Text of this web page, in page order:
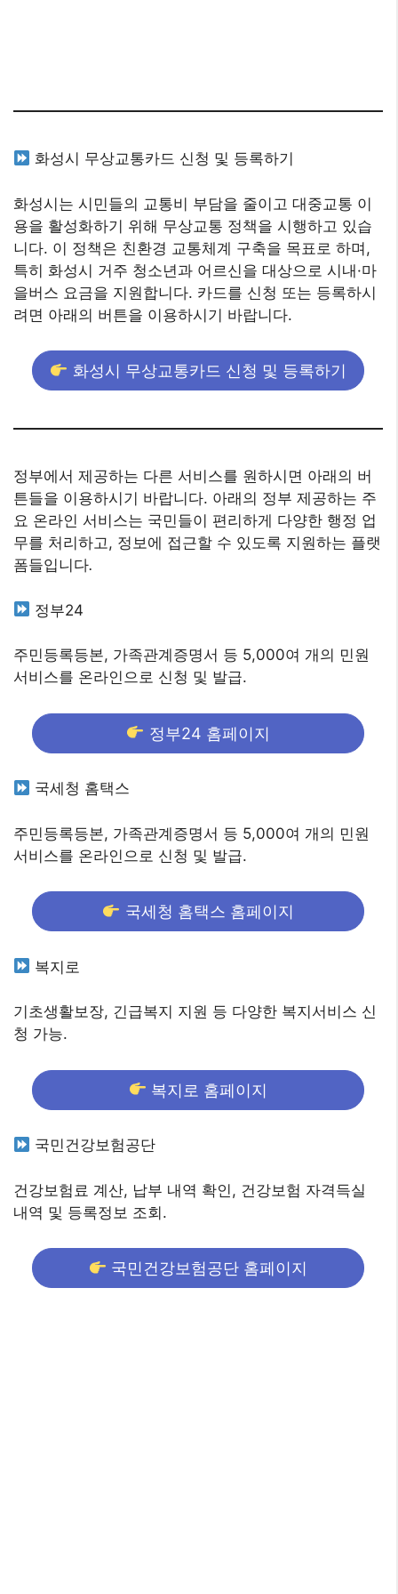
화성시 무상교통카드 신청 및 등록하기
화성시는 시민들의 교통비 부담을 줄이고 대중교통 이
용을 활성화하기 위해 무상교통 정책을 시행하고 있습
니다. 이 정책은 친환경 교통체계 구축을 목표로 하며,
특히 화성시 거주 청소년과 어르신을 대상으로 시내·마
을버스 요금을 지원합니다. 카드를 신청 또는 등록하시
려면 아래의 버튼을 이용하시기 바랍니다.
화성시 무상교통카드 신청 및 등록하기
정부에서 제공하는 다른 서비스를 원하시면 아래의 버
튼들을 이용하시기 바랍니다. 아래의 정부 제공하는 주
요 온라인 서비스는 국민들이 편리하게 다양한 행정 업
무를 처리하고, 정보에 접근할 수 있도록 지원하는 플랫
폼들입니다.
정부24
주민등록등본, 가족관계증명서 등 5,000여 개의 민원
서비스를 온라인으로 신청 및 발급.
정부24 홈페이지
국세청 홈택스
주민등록등본, 가족관계증명서 등 5,000여 개의 민원
서비스를 온라인으로 신청 및 발급.
국세청 홈택스 홈페이지
복지로
기초생활보장, 긴급복지 지원 등 다양한 복지서비스 신
청 가능.
복지로 홈페이지
국민건강보험공단
건강보험료 계산, 납부 내역 확인, 건강보험 자격득실
내역 및 등록정보 조회.
국민건강보험공단 홈페이지